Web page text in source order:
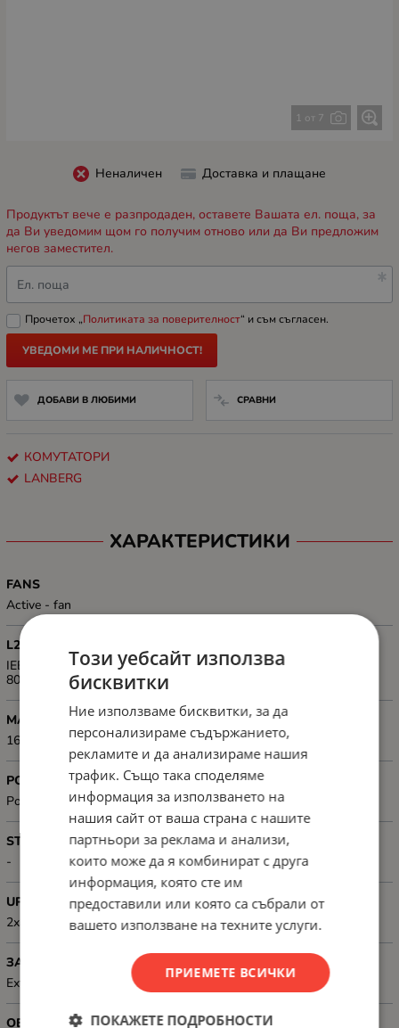
1 от 7
Неналичен Доставка и плащане
Продуктът вече е разпродаден, оставете Вашата ел. поща, за
да Ви уведомим щом го получим отново или да Ви предложим
негов заместител.
Ел. поща
Прочетох „Политиката за поверителност“ и съм съгласен.
УВЕДОМИ МЕ ПРИ НАЛИЧНОСТ!
ДОБАВИ В ЛЮБИМИ СРАВНИ
КОМУТАТОРИ
LANBERG
ХАРАКТЕРИСТИКИ
FANS
Active - fan
L2 МРЕЖОВИ СТАНДАРТИ
IEEE 802.3af PoE, IEEE 802.3at PoE+, IEEE 802.3i 10Base-T, IEEE
802.3u 100Base-TX, IEEE 802.3x (Flow-Control)
MAC АДРЕСИ
16K MAC address table
POWER OVER ETHERNET (PoE)
PoE, PoE+
STACKABLE
-
UPLINK ПОРТОВЕ
2xSFP
ЗАХРАНВАНЕ
External (AC:100-240 V), Power consumption: 150 W
ОБЩ БРОЙ ПОРТОВЕ
Този уебсайт използва
бисквитки
Ние използваме бисквитки, за да
персонализираме съдържанието,
рекламите и да анализираме нашия
трафик. Също така споделяме
информация за използването на
нашия сайт от ваша страна с нашите
партньори за реклама и анализи,
които може да я комбинират с друга
информация, която сте им
предоставили или която са събрали от
вашето използване на техните услуги.
ПРИЕМЕТЕ ВСИЧКИ
ПОКАЖЕТЕ ПОДРОБНОСТИ